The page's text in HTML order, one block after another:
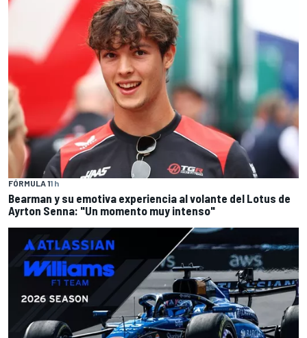
FÓRMULA 11 h
Bearman y su emotiva experiencia al volante del Lotus de
Ayrton Senna: "Un momento muy intenso"